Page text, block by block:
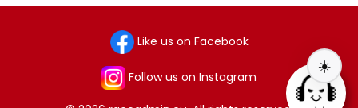
Like us on Facebook
Follow us on Instagram
☀️